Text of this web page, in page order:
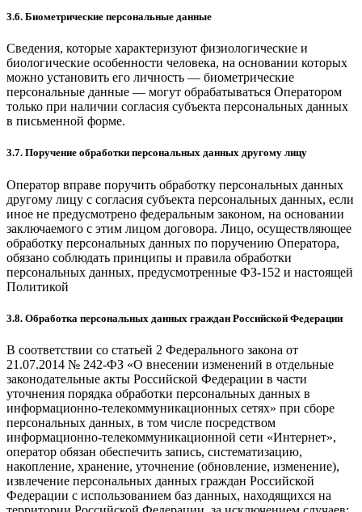
3.6. Биометрические персональные данные
Сведения, которые характеризуют физиологические и
биологические особенности человека, на основании которых
можно установить его личность — биометрические
персональные данные — могут обрабатываться Оператором
только при наличии согласия субъекта персональных данных
в письменной форме.
3.7. Поручение обработки персональных данных другому лицу
Оператор вправе поручить обработку персональных данных
другому лицу с согласия субъекта персональных данных, если
иное не предусмотрено федеральным законом, на основании
заключаемого с этим лицом договора. Лицо, осуществляющее
обработку персональных данных по поручению Оператора,
обязано соблюдать принципы и правила обработки
персональных данных, предусмотренные ФЗ-152 и настоящей
Политикой
3.8. Обработка персональных данных граждан Российской Федерации
В соответствии со статьей 2 Федерального закона от
21.07.2014 № 242-ФЗ «О внесении изменений в отдельные
законодательные акты Российской Федерации в части
уточнения порядка обработки персональных данных в
информационно-телекоммуникационных сетях» при сборе
персональных данных, в том числе посредством
информационно-телекоммуникационной сети «Интернет»,
оператор обязан обеспечить запись, систематизацию,
накопление, хранение, уточнение (обновление, изменение),
извлечение персональных данных граждан Российской
Федерации с использованием баз данных, находящихся на